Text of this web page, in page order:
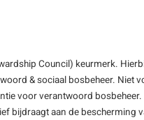
Council) keurmerk.
& sociaal bosbeheer. Niet
voor verantwoord
bijdraagt aan de bescherming